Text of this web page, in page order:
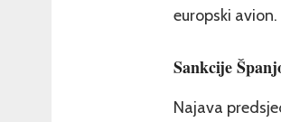
europski avion.
Sankcije
Najava